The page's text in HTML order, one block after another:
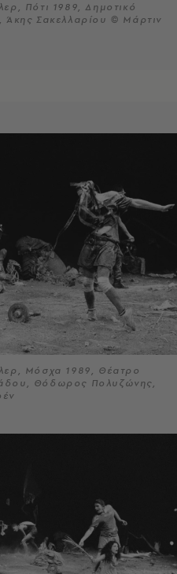
Πότι 1989, Δημοτικό
Άκης Σακελλαρίου © Μάρτιν
Μόσχα 1989, Θέατρο
Θόδωρος Πολυζώνης,